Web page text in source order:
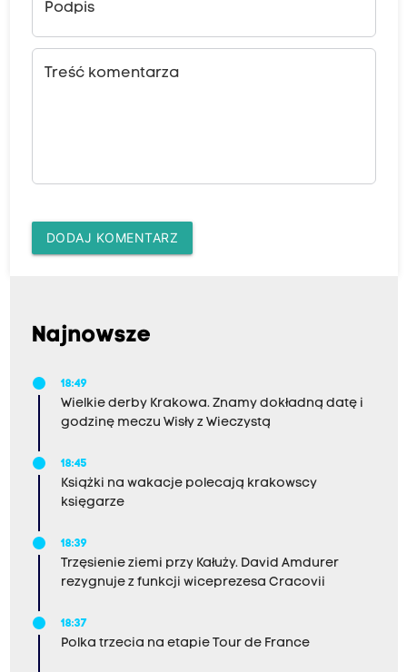
Podpis
Treść komentarza
DODAJ KOMENTARZ
Najnowsze
18:49
Wielkie derby Krakowa. Znamy dokładną datę i
godzinę meczu Wisły z Wieczystą
18:45
Książki na wakacje polecają krakowscy
księgarze
18:39
Trzęsienie ziemi przy Kałuży. David Amdurer
rezygnuje z funkcji wiceprezesa Cracovii
18:37
Polka trzecia na etapie Tour de France